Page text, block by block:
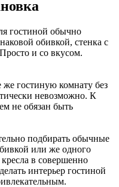
гостиной обычно
обивкой, стенка с
и со вкусом.
гостиную комнату без
невозможно. К
не обязан быть
подбирать обычные
или же одного
в совершенно
интерьер гостиной